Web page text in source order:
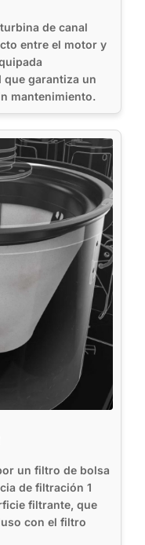
de canal
entre el motor y
que garantiza un
mantenimiento.
un filtro de bolsa
de filtración 1
filtrante, que
con el filtro